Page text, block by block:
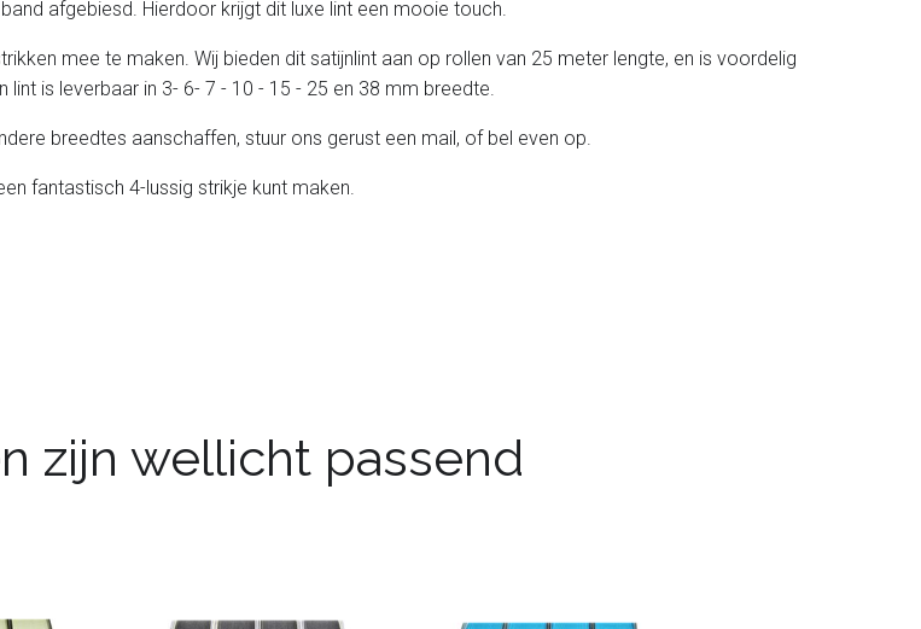
afgebiesd. Hierdoor krijgt dit luxe lint een mooie touch.
mee te maken. Wij bieden dit satijnlint aan op rollen van 25 meter lengte, en is voordelig
is leverbaar in 3- 6- 7 - 10 - 15 - 25 en 38 mm breedte.
breedtes aanschaffen, stuur ons gerust een mail, of bel even op.
fantastisch 4-lussig strikje kunt maken.
zijn wellicht passend